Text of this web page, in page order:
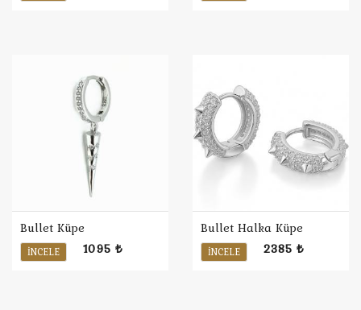
Bullet Küpe
İNCELE 1095 ₺
Bullet Halka Küpe
İNCELE 2385 ₺